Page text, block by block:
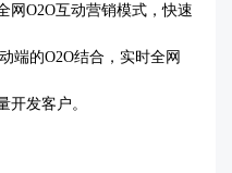
网 O2O互动营销模式，快速
端的O2O结合，实时全网
开发客户。